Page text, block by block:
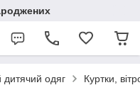
дитячий одяг Куртки,